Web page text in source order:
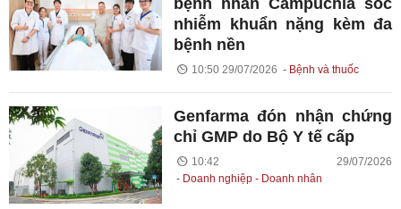
nhiễm khuẩn nặng kèm đa
bệnh nền
10:50 29/07/2026 Bệnh và thuốc
Genfarma đón nhận chứng
chỉ GMP do Bộ Y tế cấp
10:42 29/07/2026
Doanh nghiệp - Doanh nhân